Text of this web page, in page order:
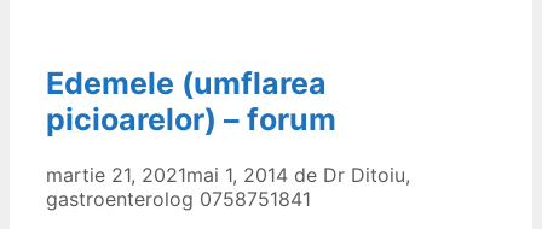
Edemele (umflarea
picioarelor) – forum
martie 21, 2021mai 1, 2014 de Dr Ditoiu,
gastroenterolog 0758751841